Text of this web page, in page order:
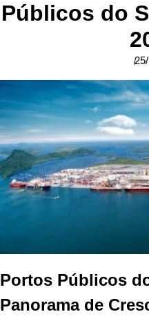
Públicos do
Portos Públicos
Panorama de